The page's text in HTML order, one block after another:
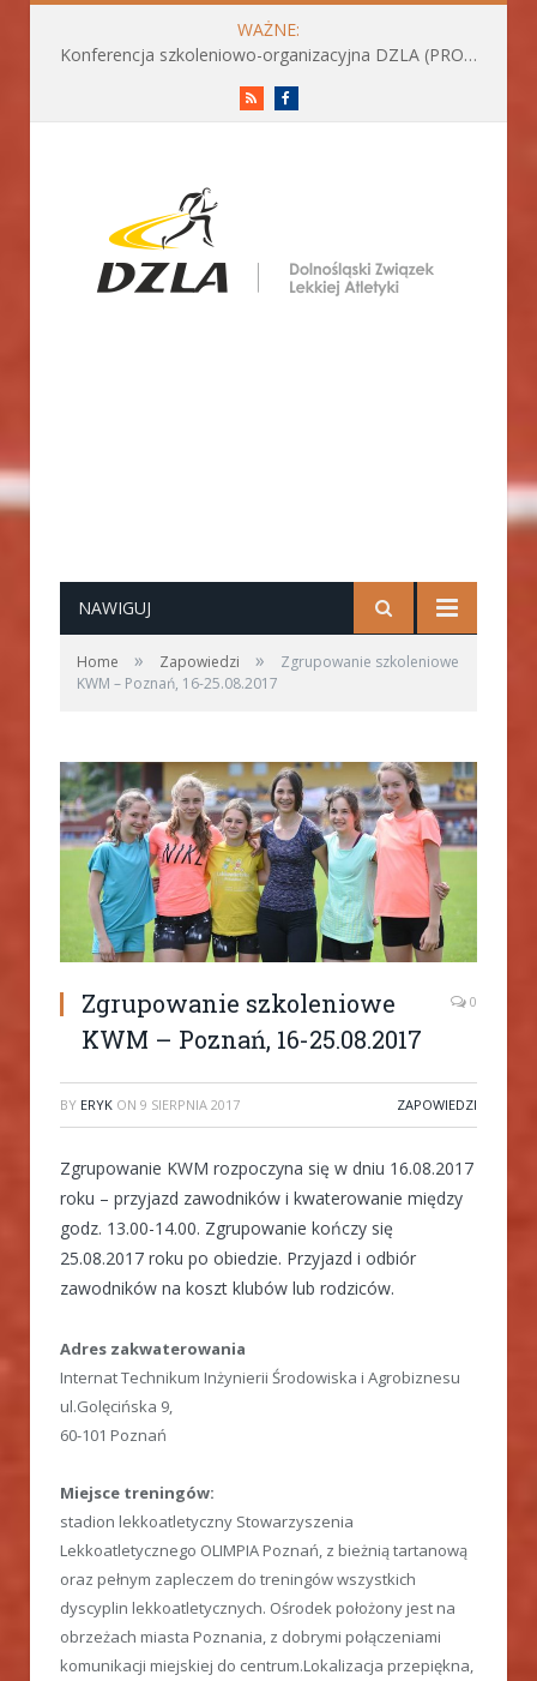
WAŻNE:
Konferencja szkoleniowo-organizacyjna DZLA (PROGRAM już do pobrania)
RSS
NAWIGUJ
Home » Zapowiedzi »
Zgrupowanie szkoleniowe
KWM – Poznań, 16-25.08.2017
Zgrupowanie szkoleniowe
KWM – Poznań, 16-25.08.2017
0
BY ERYK ON 9 SIERPNIA 2017 ZAPOWIEDZI
Zgrupowanie KWM rozpoczyna się w dniu 16.08.2017
roku – przyjazd zawodników i kwaterowanie między
godz. 13.00-14.00. Zgrupowanie kończy się
25.08.2017 roku po obiedzie. Przyjazd i odbiór
zawodników na koszt klubów lub rodziców.
Adres zakwaterowania
Internat Technikum Inżynierii Środowiska i Agrobiznesu
ul.Golęcińska 9,
60-101 Poznań
Miejsce treningów:
stadion lekkoatletyczny Stowarzyszenia
Lekkoatletycznego OLIMPIA Poznań, z bieżnią tartanową
oraz pełnym zapleczem do treningów wszystkich
dyscyplin lekkoatletycznych. Ośrodek położony jest na
obrzeżach miasta Poznania, z dobrymi połączeniami
komunikacji miejskiej do centrum.Lokalizacja przepiękna,